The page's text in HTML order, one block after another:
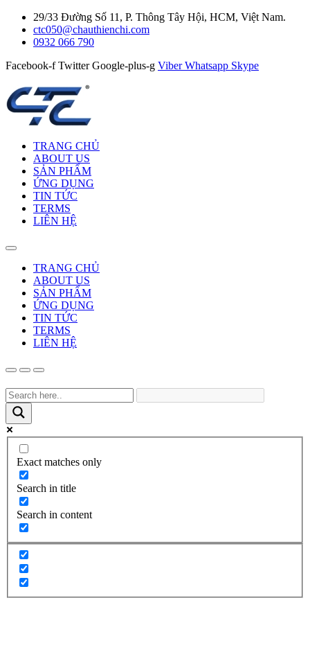
29/33 Đường Số 11, P. Thông Tây Hội, HCM, Việt Nam.
ctc050@chauthienchi.com
0932 066 790
Facebook-f Twitter Google-plus-g Viber Whatsapp Skype
TRANG CHỦ
ABOUT US
SẢN PHẨM
ỨNG DỤNG
TIN TỨC
TERMS
LIÊN HỆ
TRANG CHỦ
ABOUT US
SẢN PHẨM
ỨNG DỤNG
TIN TỨC
TERMS
LIÊN HỆ
Exact matches only
Search in title
Search in content